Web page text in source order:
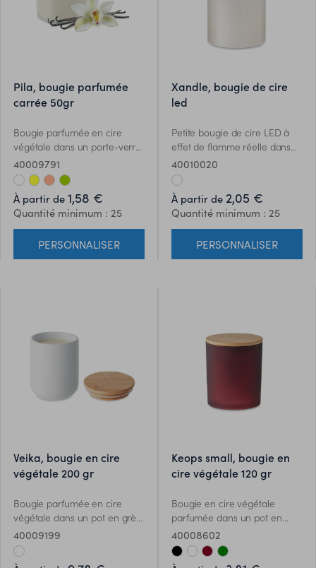
pila, bougie parfumée
carrée 50gr
Bougie parfumée en cire
végétale dans un porte-verre
carré avec un couvercle en
bambou. 50 gr. Durée de
combustion : 8 heures. Blanc–
06 – Vanille Jaune– 08 –
Citron Orange – 10 – Orange
Vert – 48 – pomme
40009791
À partir de 1,58 €
Quantité minimum : 25
PERSONNALISER
xandle, bougie de cire
led
Petite bougie de cire LED à
effet de flamme réelle dans
un support en verre. Pile
CR2032 incluse.
40010020
À partir de 2,05 €
Quantité minimum : 25
PERSONNALISER
veika, bougie en cire
végétale 200 gr
Bougie parfumée en cire
végétale dans un pot en grès
avec couvercle en bambou.
200 gr. Durée de combustion :
36 heures. Senteur fraîcheur
40009199
keops small, bougie en
cire végétale 120 gr
Bougie en cire végétale
parfumée dans un pot en
verre dépoli avec couvercle
en bambou. 120 gr. Durée de
combustion : 20 heures.
40008602